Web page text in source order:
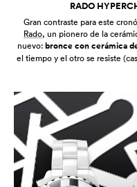
RADO
Gran contraste para este
Rado, un pionero de la
nuevo:bronce con cerámica
el tiempo y el otro se resiste